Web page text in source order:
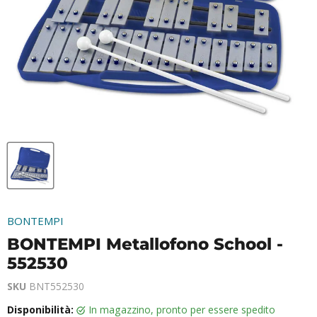
BONTEMPI
BONTEMPI Metallofono School -
552530
SKU BNT552530
Disponibilità:
in magazzino, pronto per essere spedito